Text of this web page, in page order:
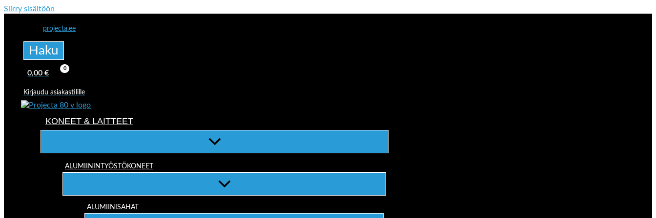
Siirry sisältöön
projecta.ee
Haku
0,00€
Kirjaudu asiakastilille
KONEET & LAITTEET
ALUMIININTYÖSTÖKONEET
ALUMIINISAHAT